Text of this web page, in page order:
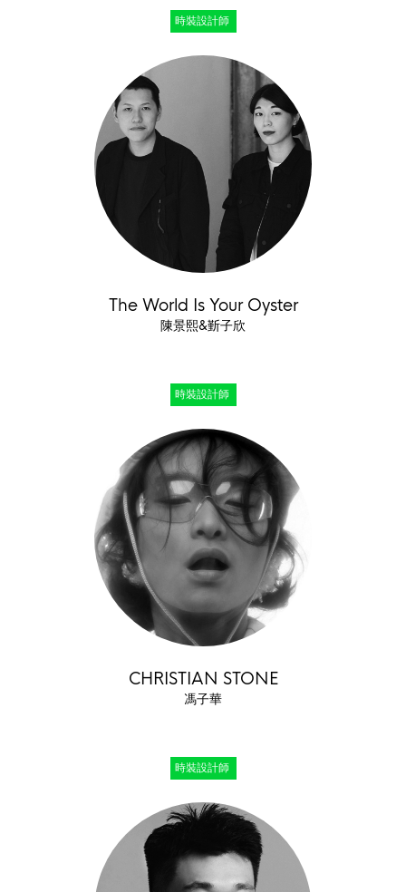
時裝設計師
The World Is Your Oyster
陳景熙&斳子欣
時裝設計師
CHRISTIAN STONE
馮子華
時裝設計師